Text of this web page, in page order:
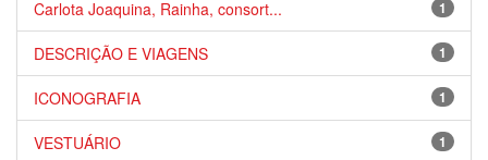
1
Carlota Joaquina, Rainha, consort...
1
DESCRIÇÃO E VIAGENS
1
ICONOGRAFIA
1
VESTUÁRIO